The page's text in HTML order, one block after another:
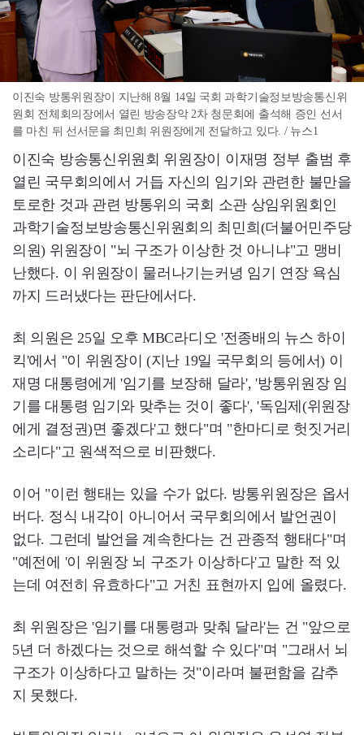
이진숙 방통위원장이 지난해 8월 14일 국회 과학기술정보방송통신위
원회 전체회의장에서 열린 방송장악 2차 청문회에 출석해 증인 선서
를 마친 뒤 선서문을 최민희 위원장에게 전달하고 있다. / 뉴스1
이진숙 방송통신위원회 위원장이 이재명 정부 출범 후
열린 국무회의에서 거듭 자신의 임기와 관련한 불만을
토로한 것과 관련 방통위의 국회 소관 상임위원회인
과학기술정보방송통신위원회의 최민희(더불어민주당
의원) 위원장이 "뇌 구조가 이상한 것 아니냐"고 맹비
난했다. 이 위원장이 물러나기는커녕 임기 연장 욕심
까지 드러냈다는 판단에서다.
최 의원은 25일 오후 MBC라디오 '전종배의 뉴스 하이
킥'에서 "이 위원장이 (지난 19일 국무회의 등에서) 이
재명 대통령에게 '임기를 보장해 달라', '방통위원장 임
기를 대통령 임기와 맞추는 것이 좋다', '독임제(위원장
에게 결정권)면 좋겠다'고 했다"며 "한마디로 헛짓거리
소리다"고 원색적으로 비판했다.
이어 "이런 행태는 있을 수가 없다. 방통위원장은 옵서
버다. 정식 내각이 아니어서 국무회의에서 발언권이
없다. 그런데 발언을 계속한다는 건 관종적 행태다"며
"예전에 '이 위원장 뇌 구조가 이상하다'고 말한 적 있
는데 여전히 유효하다"고 거친 표현까지 입에 올렸다.
최 위원장은 '임기를 대통령과 맞춰 달라'는 건 "앞으로
5년 더 하겠다는 것으로 해석할 수 있다"며 "그래서 뇌
구조가 이상하다고 말하는 것"이라며 불편함을 감추
지 못했다.